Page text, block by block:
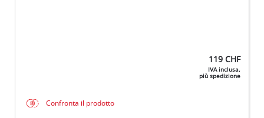
119 CHF
IVA inclusa,
più spedizione
Confronta il prodotto